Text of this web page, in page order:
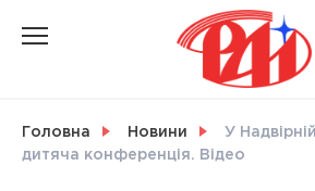
Головна Новини
У
дитяча конференція. Відео